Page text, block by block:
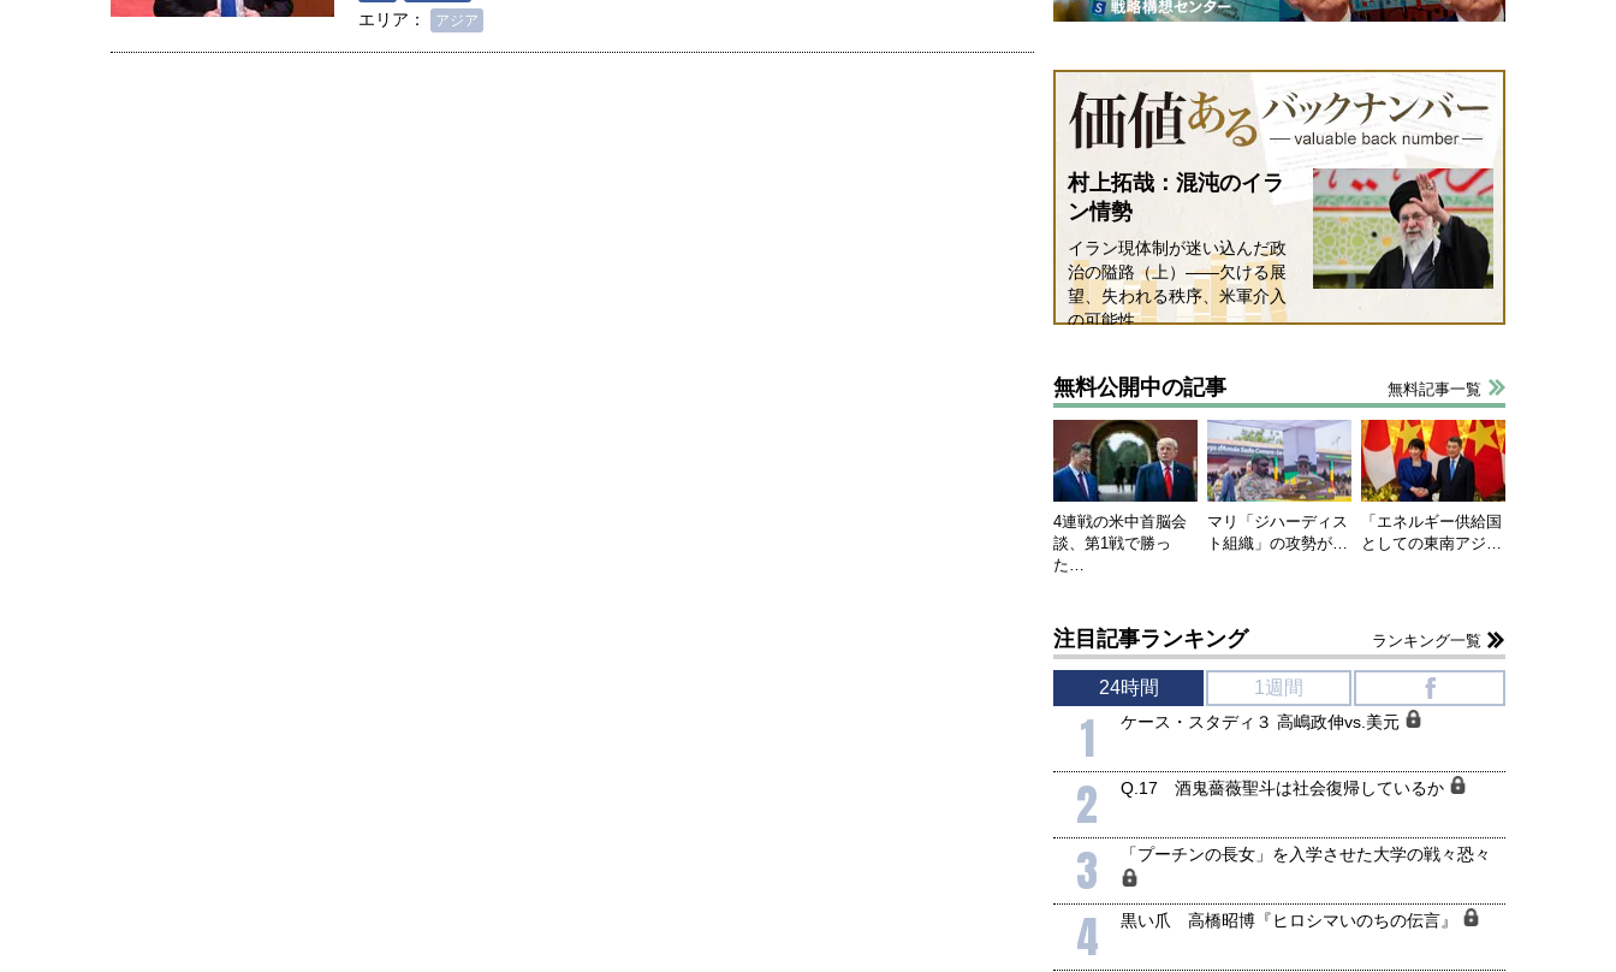
エリア： アジア
村上拓哉：混沌のイラ
ン情勢
イラン現体制が迷い込んだ政
治の隘路（上）――欠ける展
望、失われる秩序、米軍介入
の可能性
無料公開中の記事 無料記事一覧
4連戦の米中首脳会
談、第1戦で勝っ
た…
マリ「ジハーディス
ト組織」の攻勢が…
「エネルギー供給国
としての東南アジ…
注目記事ランキング ランキング一覧
24時間 1週間
1 ケース・スタディ３ 高嶋政伸vs.美元
2 Q.17 酒鬼薔薇聖斗は社会復帰しているか
3 「プーチンの長女」を入学させた大学の戦々恐々
4 黒い爪 高橋昭博『ヒロシマいのちの伝言』